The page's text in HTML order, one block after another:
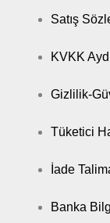
Satış
KVKK
Gizlilik-
Tüketici
İade
Banka